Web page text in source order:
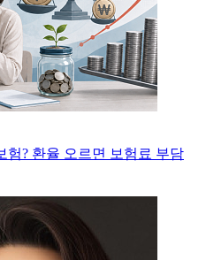
험? 환율 오르면 보험료 부담